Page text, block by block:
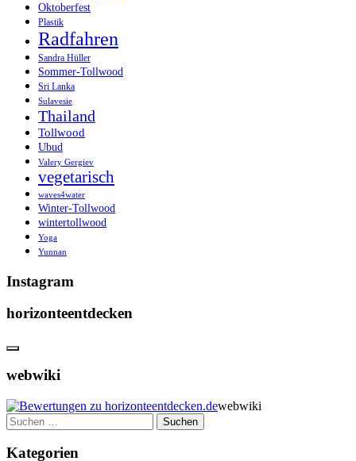
Oktoberfest
Plastik
Radfahren
Sandra Hüller
Sommer-Tollwood
Sri Lanka
Sulavesie
Thailand
Tollwood
Ubud
Valery Gergiev
vegetarisch
waves4water
Winter-Tollwood
wintertollwood
Yoga
Yunnan
Instagram
horizonteentdecken
webwiki
webwiki
Suchen
nach:
Kategorien